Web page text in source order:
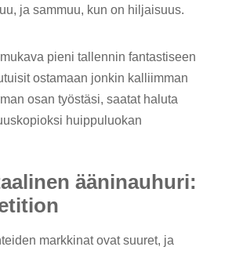
ja sammuu, kun on hiljaisuus.
pieni tallennin fantastiseen
ostamaan jonkin kalliimman
osan työstäsi, saatat haluta
huippuluokan
ääninauhuri:
markkinat ovat suuret, ja